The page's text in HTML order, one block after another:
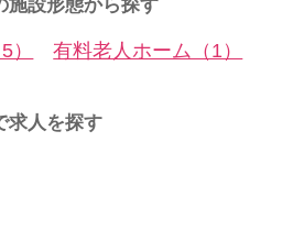
施設形態から探す
有料老人ホーム（1）
求人を探す